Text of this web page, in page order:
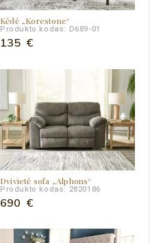
Kėdė „Korestone“
Produkto kodas: D689-01
135 €
Dvivietė sofa „Alphons“
Produkto kodas: 2820186
690 €